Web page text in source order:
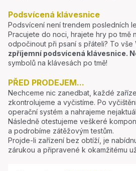
Podsvícená klávesnice
Podsvícení není trendem posledních
Pracujete do noci, hrajete hry po tmě
odpočinout při psaní s přáteli? To vše
zpříjemní podsvícená klávesnice.
symbolů na klávesách po tmě!
PŘED PRODEJEM...
Nechceme nic zanedbat, každé
zkontrolujeme a vyčistíme. Po
operační systém a nahrajeme
Následně otestujeme veškeré
a podrobíme zátěžovým testům.
Projde-li zařízení bez obtíží, je
zárukou a připravené k okamžitému